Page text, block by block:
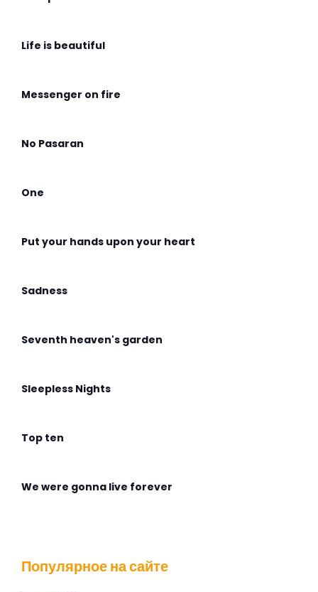
Life is beautiful
Messenger on fire
No Pasaran
One
Put your hands upon your heart
Sadness
Seventh heaven's garden
Sleepless Nights
Top ten
We were gonna live forever
Популярное на сайте